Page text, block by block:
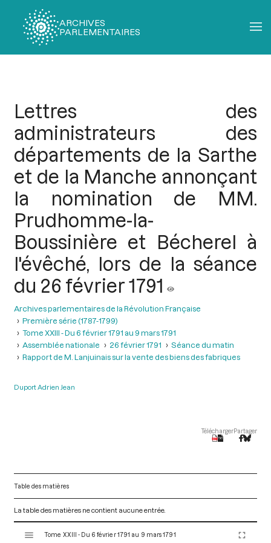
ARCHIVES
PARLEMENTAIRES
Lettres des
administrateurs des
départements de la Sarthe
et de la Manche annonçant
la nomination de MM.
Prudhomme-la-
Boussinière et Bécherel à
l'évêché, lors de la séance
du 26 février 1791
Archives parlementaires de la Révolution Française
Première série (1787-1799)
Tome XXIII - Du 6 février 1791 au 9 mars 1791
Assemblée nationale
26 février 1791
Séance du matin
Rapport de M. Lanjuinais sur la vente des biens des fabriques
Duport Adrien Jean
TéléchargerPartager
Table des matières
La table des matières ne contient aucune entrée.
Tome XXIII - Du 6 février 1791 au 9 mars 1791